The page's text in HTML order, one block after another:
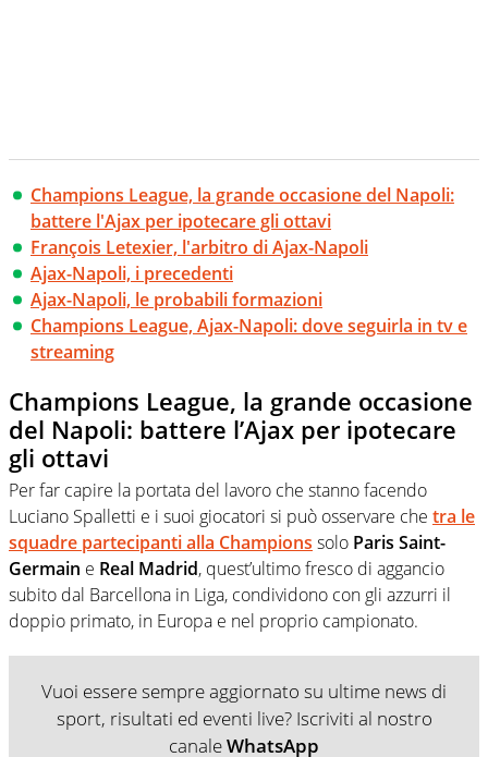
Champions League, la grande occasione del Napoli:
battere l'Ajax per ipotecare gli ottavi
François Letexier, l'arbitro di Ajax-Napoli
Ajax-Napoli, i precedenti
Ajax-Napoli, le probabili formazioni
Champions League, Ajax-Napoli: dove seguirla in tv e
streaming
Champions League, la grande occasione
del Napoli: battere l’Ajax per ipotecare
gli ottavi
Per far capire la portata del lavoro che stanno facendo
Luciano Spalletti e i suoi giocatori si può osservare che tra le
squadre partecipanti alla Champions solo Paris Saint-
Germain e Real Madrid, quest’ultimo fresco di aggancio
subito dal Barcellona in Liga, condividono con gli azzurri il
doppio primato, in Europa e nel proprio campionato.
Vuoi essere sempre aggiornato su ultime news di
sport, risultati ed eventi live? Iscriviti al nostro
canaleWhatsApp